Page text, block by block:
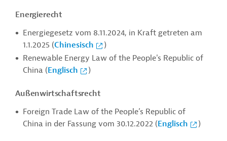
Energierecht
Energiegesetz vom 8.11.2024, in Kraft getreten am
1.1.2025 (Chinesisch
)
Renewable Energy Law of the People's Republic of
China (Englisch )
Außenwirtschaftsrecht
Foreign Trade Law of the People’s Republic of
China in der Fassung vom 30.12.2022 (Englisch )